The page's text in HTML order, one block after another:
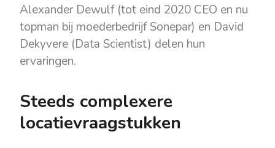
Alexander Dewulf (tot eind 2020 CEO en nu
topman bij moederbedrijf Sonepar) en David
Dekyvere (Data Scientist) delen hun
ervaringen.
Steeds complexere
locatievraagstukken